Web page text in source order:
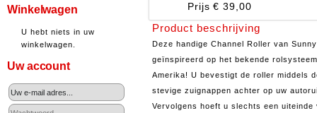
Winkelwagen
U hebt niets in uw
winkelwagen.
Uw account
Prijs € 39,00
Product beschrijving
Deze handige Channel Roller van
geïnspireerd op het bekende
Amerika! U bevestigt de roller middels
stevige zuignappen achter op uw
Vervolgens hoeft u slechts een uiteinde